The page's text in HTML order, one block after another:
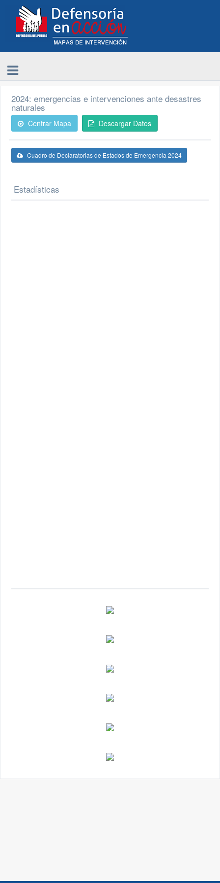
2024: emergencias e intervenciones ante desastres
naturales
Centrar Mapa Descargar Datos
Cuadro de Declaratorias de Estados de Emergencia 2024
Estadísticas